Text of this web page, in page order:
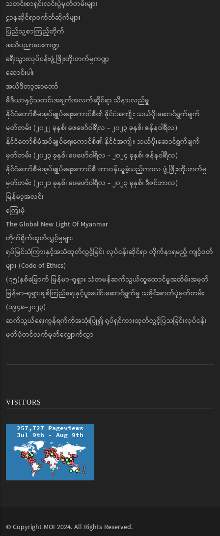
သတင်းစာရှင်းလင်းပွဲမှတ်တမ်းများ
ဌာနဆိုင်ရာဝက်ဘ်ဆိုက်များ
ပြည်သူ့စာကြည့်တိုက်
အသိပညာပေးကဏ္ဍ
ခရီးသွားလုပ်ငန်းဖွံ့ဖြိုးတိုးတက်မှုကဏ္ဍ
ဆောင်းပါး
အယ်ဒီတာ့အာဘော်
မီဒီယာနှင့်သတင်းအချက်အလက်ဆိုင်ရာ သိနားလည်မှု
နိုင်ငံတော်စီမံအုပ်ချုပ်ရေးကောင်စီ၏ နိုင်ငံအကျိုး သယ်ပိုးဆောင်ရွက်ချက်
မှတ်တမ်း (၂၀၂၂ ခုနှစ်၊ ဖေဖော်ဝါရီလ - ၂၀၂၃ ခုနှစ်၊ ဇန်နဝါရီလ)
နိုင်ငံတော်စီမံအုပ်ချုပ်ရေးကောင်စီ၏ နိုင်ငံအကျိုး သယ်ပိုးဆောင်ရွက်ချက်
မှတ်တမ်း (၂၀၂၃ ခုနှစ်၊ ဖေဖော်ဝါရီလ - ၂၀၂၄ ခုနှစ်၊ ဇန်နဝါရီလ)
နိုင်ငံတော်စီမံအုပ်ချုပ်ရေးကောင်စီ တာဝန်ယူခဲ့သည့်ကာလ ဖွံ့ဖြိုးတိုးတက်မှု
မှတ်တမ်း (၂၀၂၁ ခုနှစ်၊ ဖေဖော်ဝါရီလ - ၂၀၂၃ ခုနှစ်၊ ဒီဇင်ဘာလ)
မြန်မာ့အလင်း
ကြေးမုံ
The Global New Light Of Myanmar
တိုက်ရိုက်ထုတ်လွှင့်မှုများ
ရုပ်မြင်သံကြားနှင့်အသံထုတ်လွှင့်ခြင်း လုပ်ငန်းဆိုင်ရာ လိုက်နာရမည့် ကျင့်ဝတ်
များ (Code of Ethics)
(၇၅)နှစ်မြောက် မြန်မာ-ရုရှား သံတမန်ဆက်သွယ်ထူထောင်မှုအထိမ်းအမှတ်
မြန်မာ-ရုရှားချစ်ကြည်ရေးနှင့်ပူးပေါင်းဆောင်ရွက်မှု သမိုင်းဓာတ်ပုံမှတ်တမ်း
(၁၉၄၈-၂၀၂၃)
ဆက်သွယ်ရေးကွန်ရက်ကိုအသုံးပြု၍ ရုပ်ရှင်ကားထုတ်လွှင့်ပြသခြင်းလုပ်ငန်း
မှတ်ပုံတင်လက်မှတ်လျှောက်လွှာ
VISITORS
© Copyright MOI 2024. All Rights Reserved.